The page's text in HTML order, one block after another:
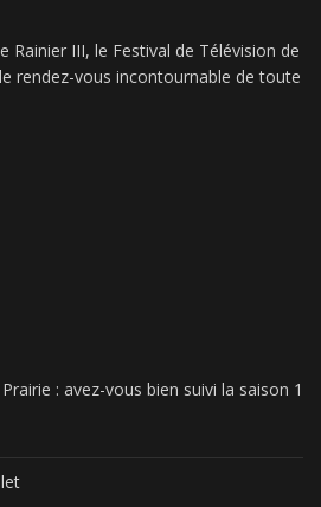
Rainier III, le Festival de Télévision de
rendez-vous incontournable de toute
: avez-vous bien suivi la saison 1